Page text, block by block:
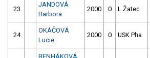
23.
JANDOVÁ
Barbora
2000 0 L.Žatec
24.
OKÁČOVÁ
Lucie
2000 0 USK Pha
BENHÁKOVÁ